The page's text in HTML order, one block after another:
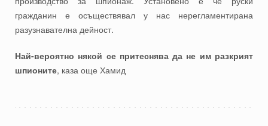
гражданин е осъществявал у нас нерегламентирана
разузнавателна дейност.
Най-вероятно някой се притеснява да не им разкрият
шпионите, каза още Хамид